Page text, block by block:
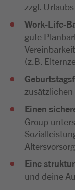
zzgl.
Work-Life-
gute
(z.B.
Einen
Group
Eine
und deine